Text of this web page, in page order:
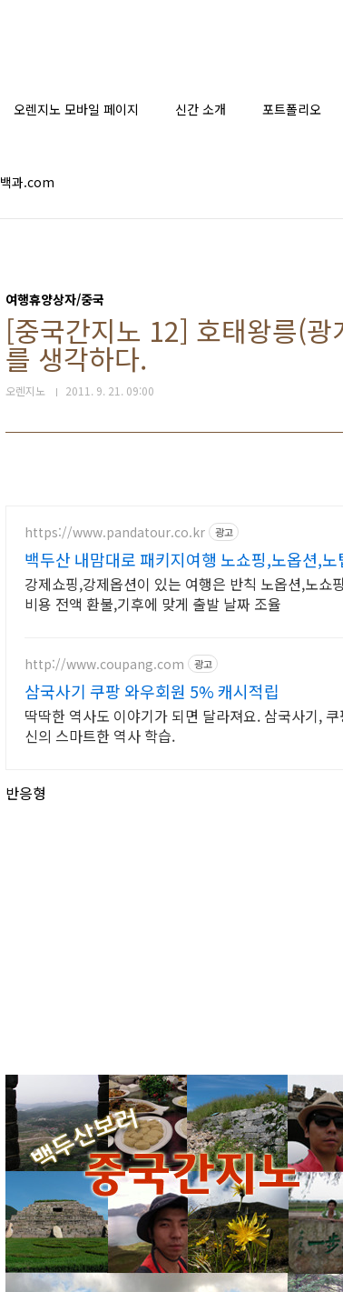
오렌지노 모바일 페이지 신간 소개 포트폴리오
과.com
여행휴양상자/중국
[중국간지노 12] 호태왕릉(
를 생각하다.
오렌지노 2011. 9. 21. 09:00
https://www.pandatour.co.kr 광고
백두산 내맘대로 패키지여행 노쇼핑,노옵션,노
강제쇼핑,강제옵션이 있는 여행은 반칙 노옵션,노쇼
비용 전액 환불,기후에 맞게 출발 날짜 조율
http://www.coupang.com 광고
삼국사기 쿠팡 와우회원 5% 캐시적립
딱딱한 역사도 이야기가 되면 달라져요. 삼국사기,
신의 스마트한 역사 학습.
반응형